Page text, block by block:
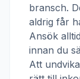
bransch.
aldrig får
Ansök
innan du
Att